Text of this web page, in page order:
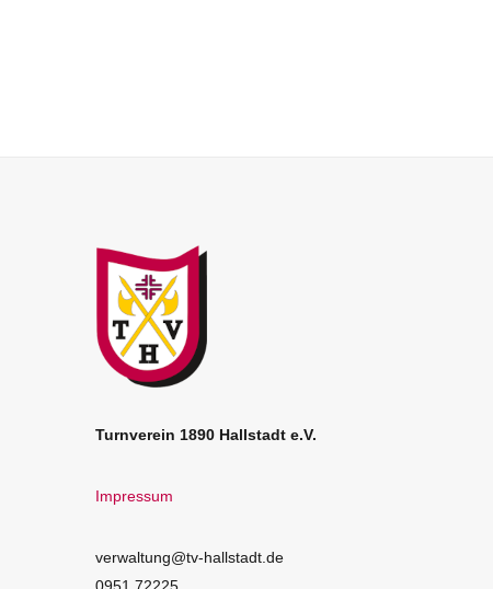
Turnverein 1890 Hallstadt e.V.
Impressum
verwaltung@tv-hallstadt.de